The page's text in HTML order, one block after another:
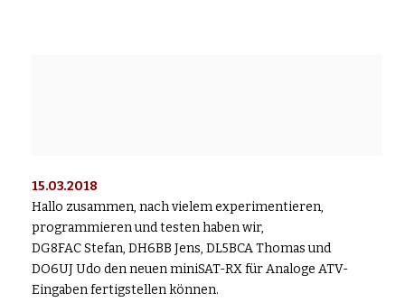
15.03.2018
Hallo zusammen, nach vielem experimentieren,
programmieren und testen haben wir,
DG8FAC Stefan, DH6BB Jens, DL5BCA Thomas und
DO6UJ Udo den neuen miniSAT-RX für Analoge ATV-
Eingaben fertigstellen können.